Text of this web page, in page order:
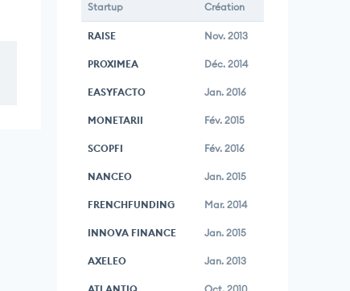
Startup Création
RAISE Nov. 2013
PROXIMEA Déc. 2014
EASYFACTO Jan. 2016
MONETARII Fév. 2015
SCOPFI Fév. 2016
NANCEO Jan. 2015
FRENCHFUNDING Mar. 2014
INNOVA FINANCE Jan. 2015
AXELEO Jan. 2013